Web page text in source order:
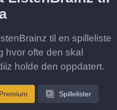
til en spilleliste
hvor ofte den skal
holde den oppdatert.
Premium Spillelister